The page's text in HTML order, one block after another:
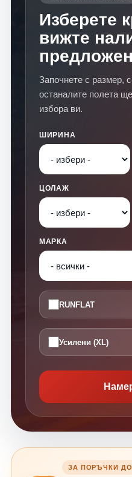
Изберете
вижте
Започнете с размер,
останалите полета
избора ви.
ШИРИНА
ЦОЛАЖ
МАРКА
RUNFLAT
Усилени (XL)
ЗА ПОРЪЧКИ ДО